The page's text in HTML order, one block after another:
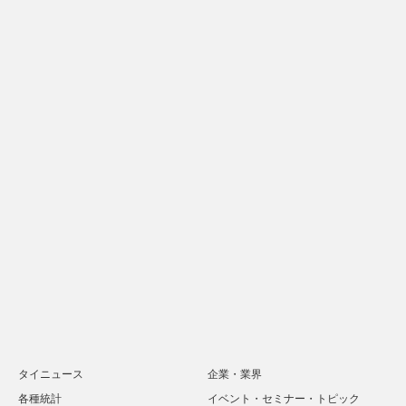
タイニュース
企業・業界
各種統計
イベント・セミナー・トピック